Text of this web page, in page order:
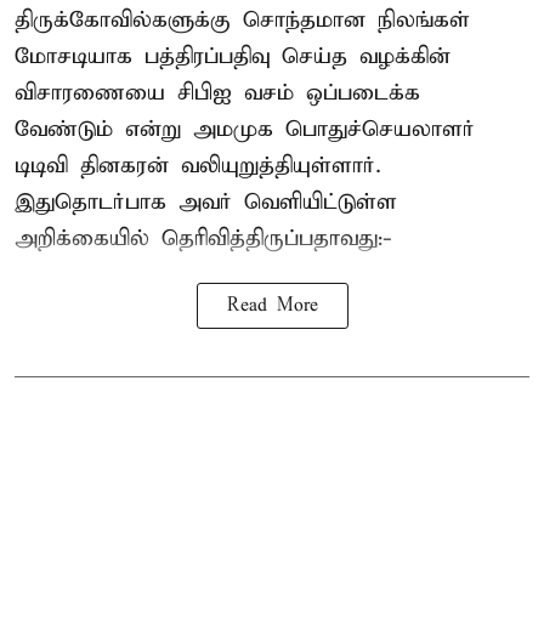
திருக்கோவில்களுக்கு சொந்தமான நிலங்கள்
மோசடியாக பத்திரப்பதிவு செய்த வழக்கின்
விசாரணையை சிபிஐ வசம் ஒப்படைக்க
வேண்டும் என்று அமமுக பொதுச்செயலாளர்
டிடிவி தினகரன் வலியுறுத்தியுள்ளார்.
இதுதொடர்பாக அவர் வெளியிட்டுள்ள
அறிக்கையில் தெரிவித்திருப்பதாவது:-
Read More